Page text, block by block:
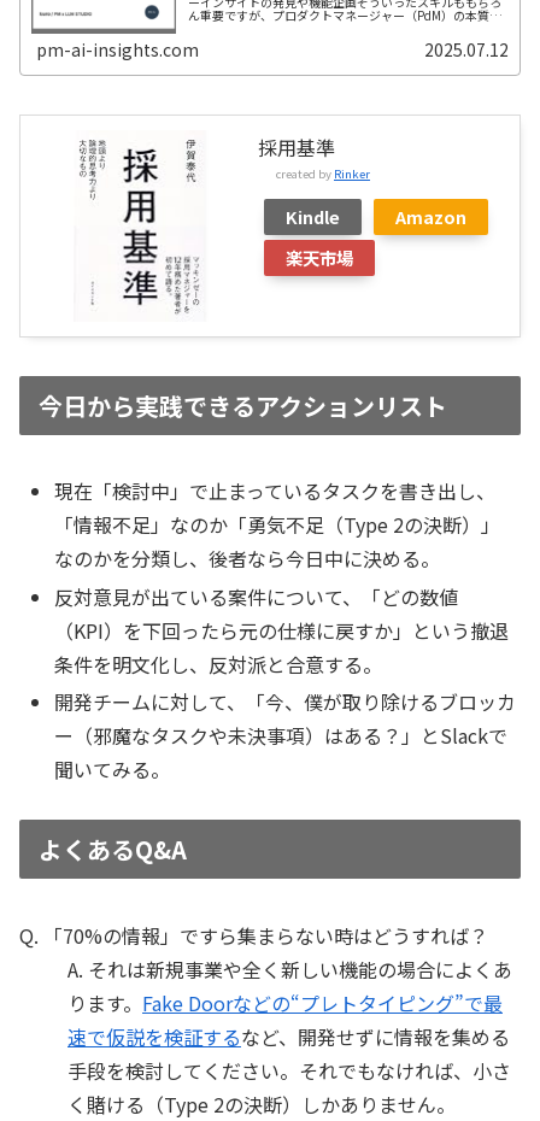
ん重要ですが、プロダクトマネージャー（PdM）の本質的
pm-ai-insights.com 2025.07.12
採用基準
created by Rinker
Kindle
Amazon
楽天市場
今日から実践できるアクションリスト
現在「検討中」で止まっているタスクを書き出し、
「情報不足」なのか「勇気不足（Type 2の決断）」
なのかを分類し、後者なら今日中に決める。
反対意見が出ている案件について、「どの数値
（KPI）を下回ったら元の仕様に戻すか」という撤退
条件を明文化し、反対派と合意する。
開発チームに対して、「今、僕が取り除けるブロッカ
ー（邪魔なタスクや未決事項）はある？」とSlackで
聞いてみる。
よくあるQ&A
Q. 「70%の情報」ですら集まらない時はどうすれば？
A. それは新規事業や全く新しい機能の場合によくあ
ります。 Fake Doorなどの“プレトタイピング”で最
速で仮説を検証するなど、開発せずに情報を集める
手段を検討してください。それでもなければ、小さ
く賭ける（Type 2の決断）しかありません。